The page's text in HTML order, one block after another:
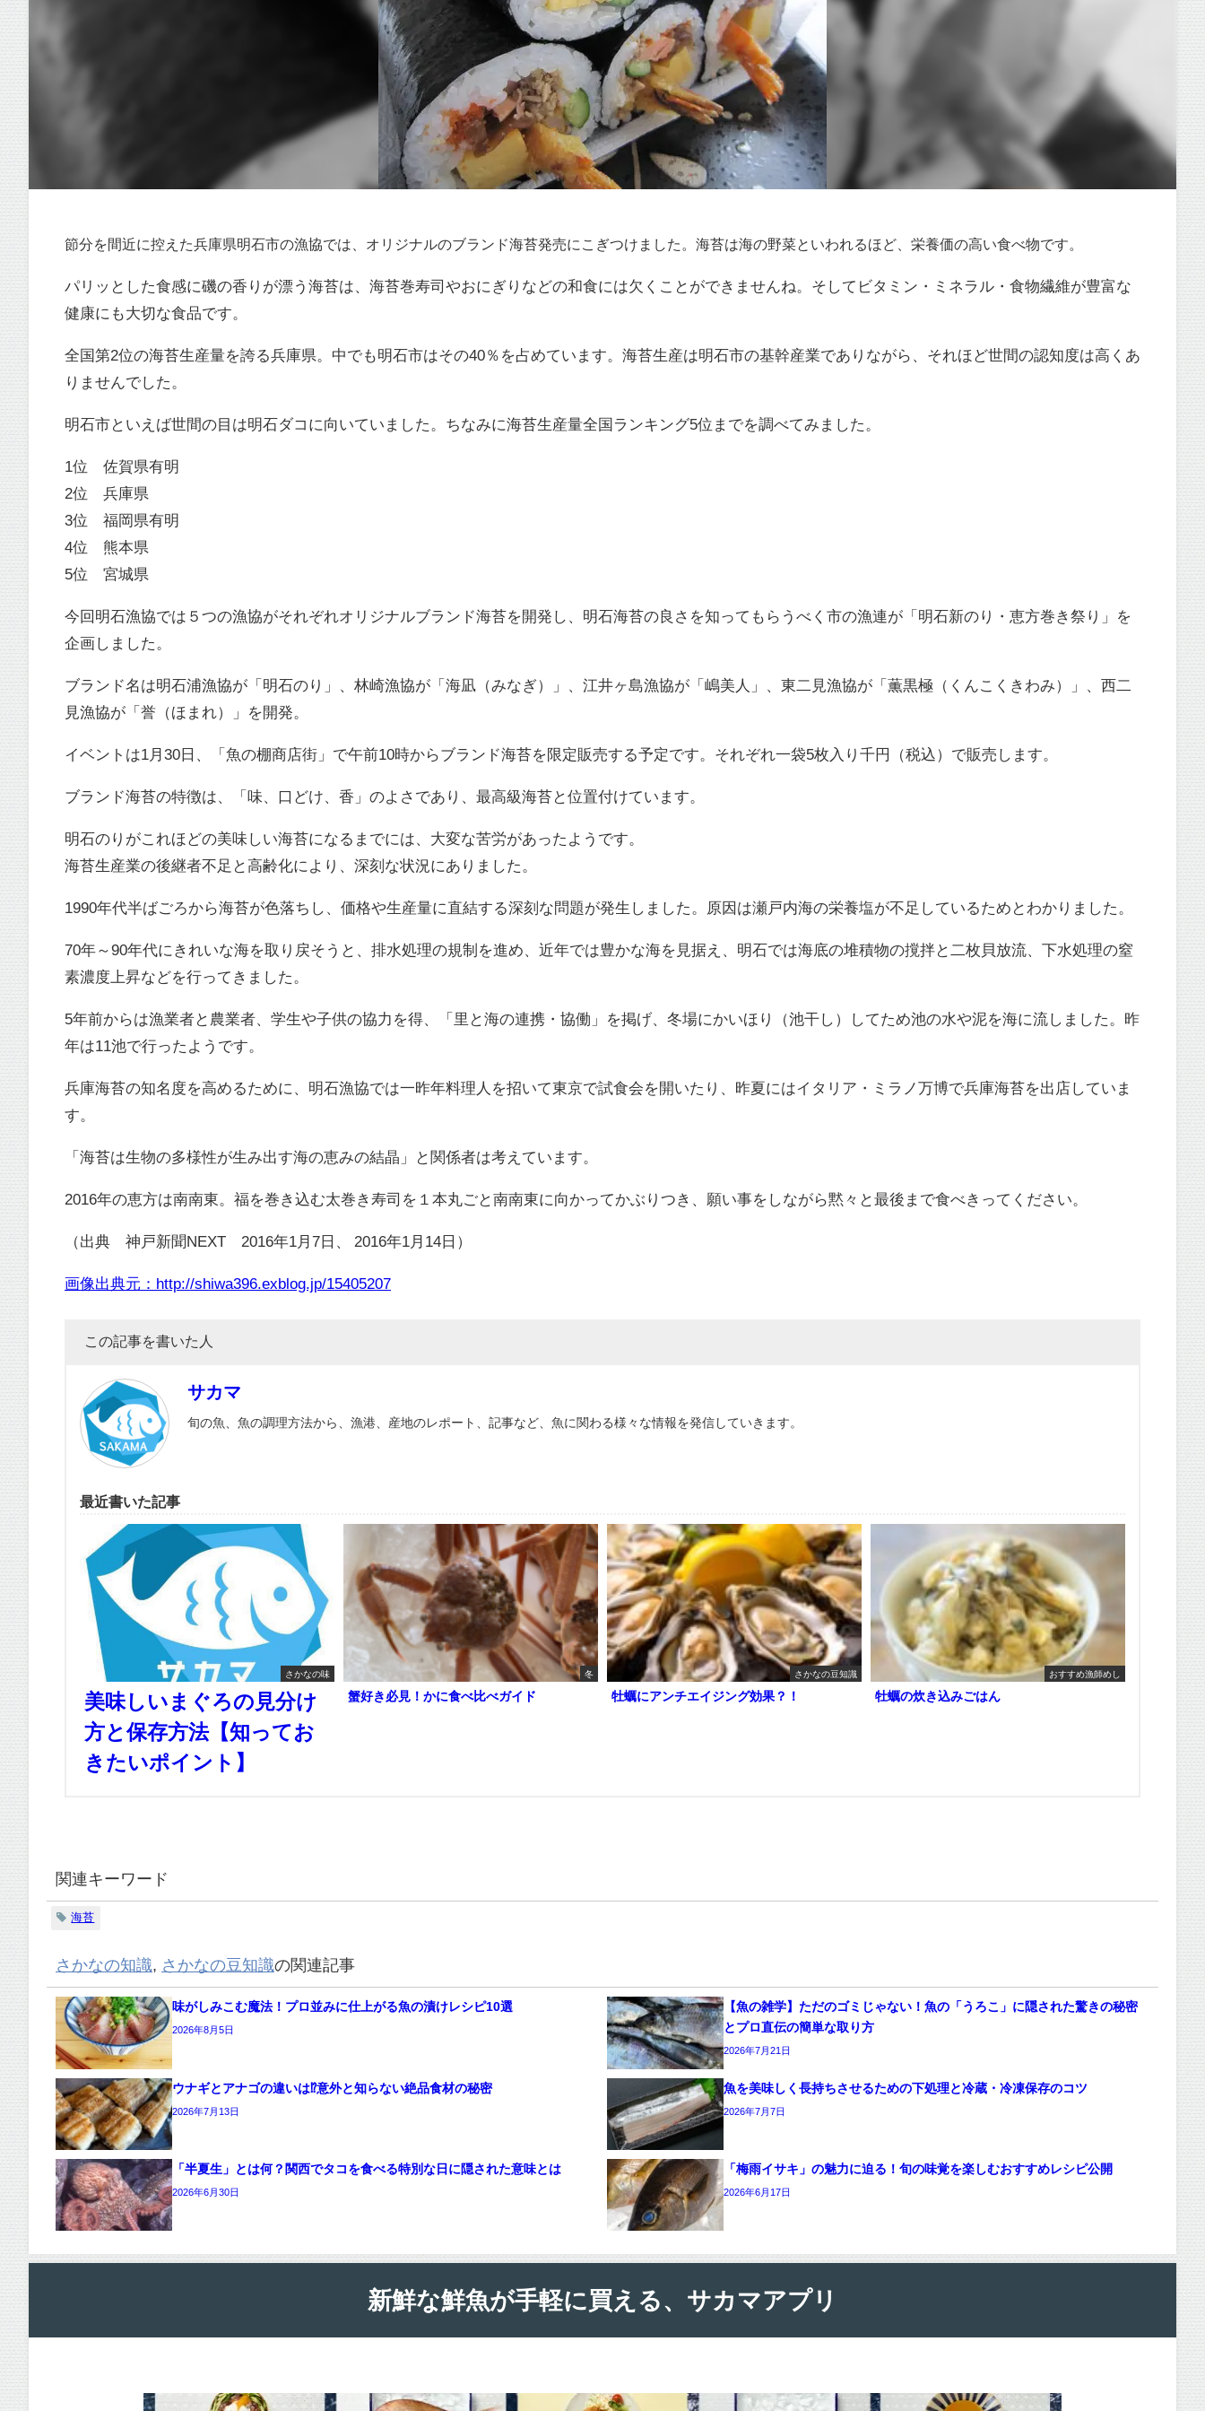
節分を間近に控えた兵庫県明石市の漁協では、オリジナルのブランド海苔発売にこぎつけました。海苔は海の野菜といわれるほど、栄養価の高い食べ物です。
パリッとした食感に磯の香りが漂う海苔は、海苔巻寿司やおにぎりなどの和食には欠くことができませんね。そしてビタミン・ミネラル・食物繊維が豊富な
健康にも大切な食品です。
全国第2位の海苔生産量を誇る兵庫県。中でも明石市はその40％を占めています。海苔生産は明石市の基幹産業でありながら、それほど世間の認知度は高くあ
りませんでした。
明石市といえば世間の目は明石ダコに向いていました。ちなみに海苔生産量全国ランキング5位までを調べてみました。
1位 佐賀県有明
2位 兵庫県
3位 福岡県有明
4位 熊本県
5位 宮城県
今回明石漁協では５つの漁協がそれぞれオリジナルブランド海苔を開発し、明石海苔の良さを知ってもらうべく市の漁連が「明石新のり・恵方巻き祭り」を
企画しました。
ブランド名は明石浦漁協が「明石のり」、林崎漁協が「海凪（みなぎ）」、江井ヶ島漁協が「嶋美人」、東二見漁協が「薫黒極（くんこくきわみ）」、西二
見漁協が「誉（ほまれ）」を開発。
イベントは1月30日、「魚の棚商店街」で午前10時からブランド海苔を限定販売する予定です。それぞれ一袋5枚入り千円（税込）で販売します。
ブランド海苔の特徴は、「味、口どけ、香」のよさであり、最高級海苔と位置付けています。
明石のりがこれほどの美味しい海苔になるまでには、大変な苦労があったようです。
海苔生産業の後継者不足と高齢化により、深刻な状況にありました。
1990年代半ばごろから海苔が色落ちし、価格や生産量に直結する深刻な問題が発生しました。原因は瀬戸内海の栄養塩が不足しているためとわかりました。
70年～90年代にきれいな海を取り戻そうと、排水処理の規制を進め、近年では豊かな海を見据え、明石では海底の堆積物の撹拌と二枚貝放流、下水処理の窒
素濃度上昇などを行ってきました。
5年前からは漁業者と農業者、学生や子供の協力を得、「里と海の連携・協働」を掲げ、冬場にかいほり（池干し）してため池の水や泥を海に流しました。昨
年は11池で行ったようです。
兵庫海苔の知名度を高めるために、明石漁協では一昨年料理人を招いて東京で試食会を開いたり、昨夏にはイタリア・ミラノ万博で兵庫海苔を出店していま
す。
「海苔は生物の多様性が生み出す海の恵みの結晶」と関係者は考えています。
2016年の恵方は南南東。福を巻き込む太巻き寿司を１本丸ごと南南東に向かってかぶりつき、願い事をしながら黙々と最後まで食べきってください。
（出典 神戸新聞NEXT 2016年1月7日、 2016年1月14日）
画像出典元：http://shiwa396.exblog.jp/15405207
この記事を書いた人
サカマ
旬の魚、魚の調理方法から、漁港、産地のレポート、記事など、魚に関わる様々な情報を発信していきます。
最近書いた記事
さかなの味
美味しいまぐろの見分け
方と保存方法【知ってお
きたいポイント】
冬
蟹好き必見！かに食べ比べガイド
さかなの豆知識
牡蠣にアンチエイジング効果？！
おすすめ漁師めし
牡蠣の炊き込みごはん
関連キーワード
海苔
さかなの知識, さかなの豆知識の関連記事
味がしみこむ魔法！プロ並みに仕上がる魚の漬けレシピ10選
2026年8月5日
【魚の雑学】ただのゴミじゃない！魚の「うろこ」に隠された驚きの秘密
とプロ直伝の簡単な取り方
2026年7月21日
ウナギとアナゴの違いは⁉意外と知らない絶品食材の秘密
2026年7月13日
魚を美味しく長持ちさせるための下処理と冷蔵・冷凍保存のコツ
2026年7月7日
「半夏生」とは何？関西でタコを食べる特別な日に隠された意味とは
2026年6月30日
「梅雨イサキ」の魅力に迫る！旬の味覚を楽しむおすすめレシピ公開
2026年6月17日
新鮮な鮮魚が手軽に買える、サカマアプリ